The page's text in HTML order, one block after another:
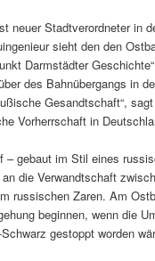
neuer Stadtverordneter in
sieht den den
Darmstädter
des Bahnübergangs in
Gesandtschaft“,
Vorherrschaft in
– gebaut im Stil eines
die Verwandtschaft
russischen Zaren. Am
beginnen, wenn die
gestoppt worden